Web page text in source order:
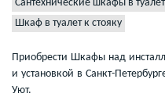
Сантехнические шкафы в
Шкаф в туалет к стояку
Приобрести Шкафы над
и установкой в Санкт-
Уют.